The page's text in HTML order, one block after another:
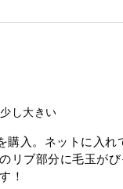
し大きい
購入。ネットに入
リブ部分に毛玉が
！